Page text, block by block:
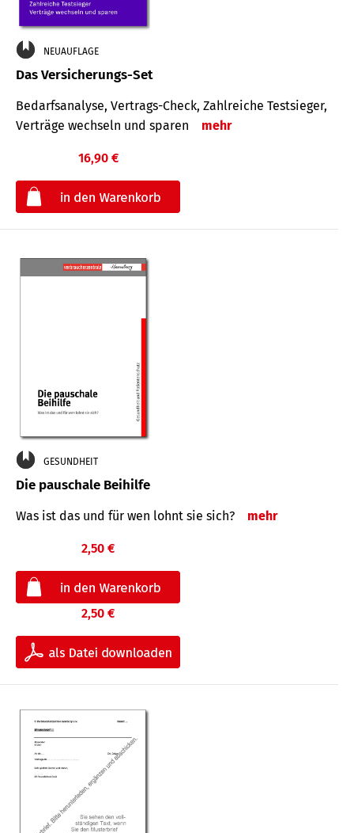
NEUAUFLAGE
Das Versicherungs-Set
Bedarfsanalyse, Vertrags-Check, Zahlreiche Testsieger,
Verträge wechseln und sparen
mehr
16,90 €
GESUNDHEIT
Die pauschale Beihilfe
Was ist das und für wen lohnt sie sich? mehr
2,50 €
2,50 €